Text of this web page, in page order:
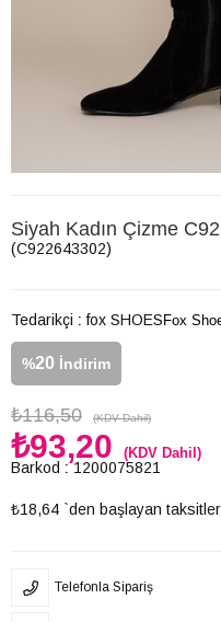
Siyah Kadın Çizme
(C922643302)
Tedarikçi : fox SHOES
%20 İndirim
₺116,50 (KDV Dahil)
₺93,20 (KDV Dahil)
Barkod : 1200075821
₺18,64 `den başlayan
Fox
Telefonla Sipariş